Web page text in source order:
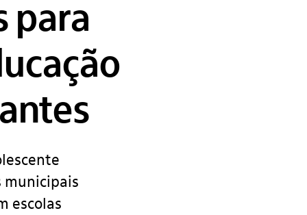
para
municipais
escolas